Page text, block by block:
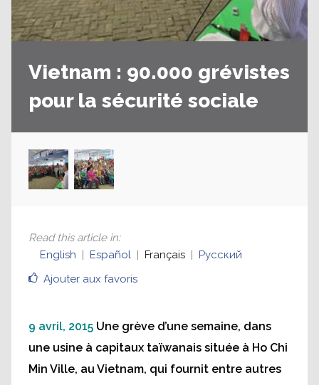
Vietnam : 90.000 grévistes
pour la sécurité sociale
Ajouter aux favoris
Read this article in:
English
Español Français Русский
9 avril, 2015 Une grève d’une semaine, dans
une usine à capitaux taïwanais située à Ho Chi
Min Ville, au Vietnam, qui fournit entre autres